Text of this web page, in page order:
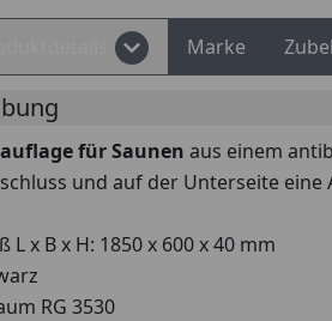
Marke
für Saunen aus einem
und auf der Unterseite
L x B x H: 1850 x 600 x 40 mm
RG 3530